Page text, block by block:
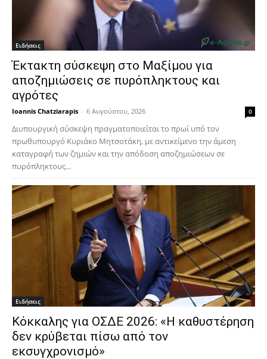
Ειδήσεις
Έκτακτη σύσκεψη στο Μαξίμου για
αποζημιώσεις σε πυρόπληκτους και
αγρότες
Ioannis Chatziarapis - 6 Αυγούστου, 2026 0
Διυπουργική σύσκεψη πραγματοποιείται το πρωί υπό τον
πρωθυπουργό Κυριάκο Μητσοτάκη, με αντικείμενο την άμεση
καταγραφή των ζημιών και την απόδοση αποζημιώσεων σε
πυρόπληκτους...
Ειδήσεις
Κόκκαλης για ΟΣΔΕ 2026: «Η καθυστέρηση
δεν κρύβεται πίσω από τον
εκσυγχρονισμό»